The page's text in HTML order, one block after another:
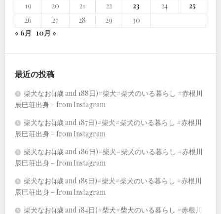
19
20 21 22 23 24
25
26
27 28 29
30
« 6月 10月 »
最近の投稿
柴犬なお(4歳 and 188日)#柴犬#柴犬のいる暮らし #赤根川
辰巳荘出身 – from Instagram
柴犬なお(4歳 and 187日)#柴犬#柴犬のいる暮らし #赤根川
辰巳荘出身 – from Instagram
柴犬なお(4歳 and 186日)#柴犬#柴犬のいる暮らし #赤根川
辰巳荘出身 – from Instagram
柴犬なお(4歳 and 185日)#柴犬#柴犬のいる暮らし #赤根川
辰巳荘出身 – from Instagram
柴犬なお(4歳 and 184日)#柴犬#柴犬のいる暮らし #赤根川